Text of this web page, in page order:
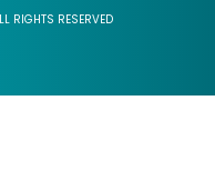
RIGHTS RESERVED